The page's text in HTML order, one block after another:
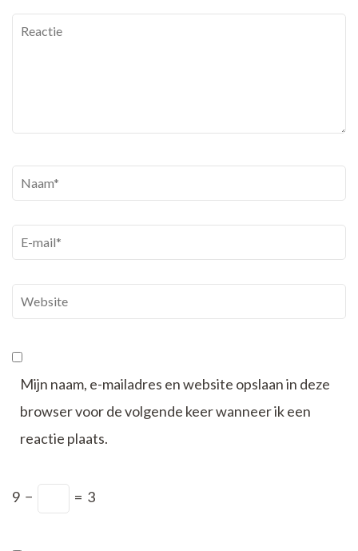
Reactie
Naam*
E-
mail*
Website
Mijn naam, e-mailadres en website opslaan in deze
browser voor de volgende keer wanneer ik een
reactie plaats.
9 − = 3